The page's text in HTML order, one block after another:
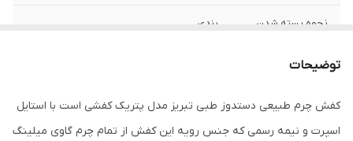
نحوه بسته شدن
بندی
جزئیات
ظاهری شیک و بروز با استایل اسپرت و نیمه
توضیحات
کفش چرم طبیعی دستدوز طبی تبریز مدل پتریک کفشی است با استایل
اسپرت و نیمه رسمی که جنس رویه این کفش از تمام چرم گاوی میلینگ